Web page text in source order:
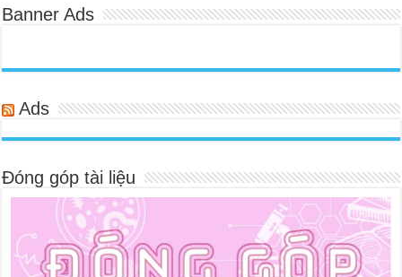
Banner Ads
Ads
Đóng góp tài liệu